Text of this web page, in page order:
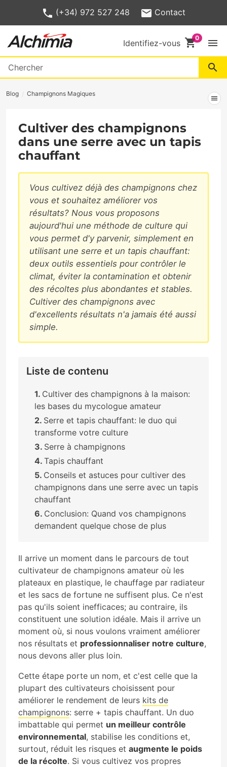
(+34) 972 527 248 Contact
Identifiez-vous shopping_cart menu
search
Blog Champignons Magiques
menu
Cultiver des champignons
dans une serre avec un tapis
chauffant
Vous cultivez déjà des champignons chez
vous et souhaitez améliorer vos
résultats? Nous vous proposons
aujourd'hui une méthode de culture qui
vous permet d'y parvenir, simplement en
utilisant une serre et un tapis chauffant:
deux outils essentiels pour contrôler le
climat, éviter la contamination et obtenir
des récoltes plus abondantes et stables.
Cultiver des champignons avec
d'excellents résultats n'a jamais été aussi
simple.
Liste de contenu
Cultiver des champignons à la maison:
les bases du mycologue amateur
Serre et tapis chauffant: le duo qui
transforme votre culture
Serre à champignons
Tapis chauffant
Conseils et astuces pour cultiver des
champignons dans une serre avec un tapis
chauffant
Conclusion: Quand vos champignons
demandent quelque chose de plus
Il arrive un moment dans le parcours de tout
cultivateur de champignons amateur où les
plateaux en plastique, le chauffage par radiateur
et les sacs de fortune ne suffisent plus. Ce n'est
pas qu'ils soient inefficaces; au contraire, ils
constituent une solution idéale. Mais il arrive un
moment où, si nous voulons vraiment améliorer
nos résultats et professionnaliser notre culture,
nous devons aller plus loin.
Cette étape porte un nom, et c'est celle que la
plupart des cultivateurs choisissent pour
améliorer le rendement de leurs kits de
champignons: serre + tapis chauffant. Un duo
imbattable qui permet un meilleur contrôle
environnemental, stabilise les conditions et,
surtout, réduit les risques et augmente le poids
de la récolte. Si vous cultivez vos propres